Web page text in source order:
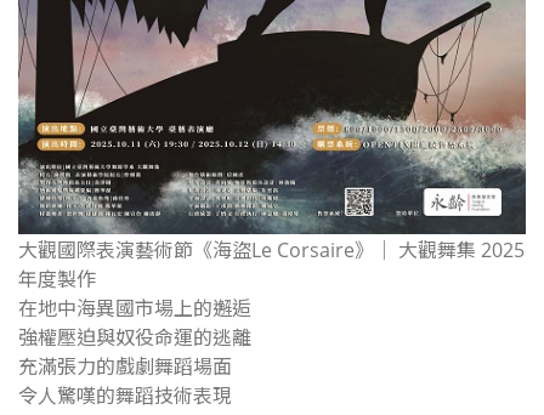
大觀國際表演藝術節《海盜Le Corsaire》｜ 大觀舞集 2025
年度製作
在地中海異國市場上的邂逅
強權壓迫與奴役命運的逃離
充滿張力的戲劇舞蹈場面
令人驚嘆的舞蹈技術表現